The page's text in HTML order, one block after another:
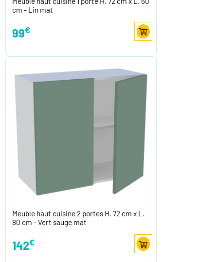
cm - Lin mat
99€
Meuble haut cuisine 2 portes H. 72 cm x L.
80 cm - Vert sauge mat
142€